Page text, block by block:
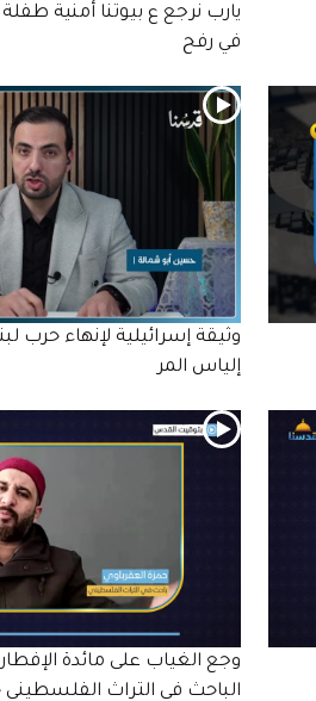
يارب نرجع ع بيوتنا أمنية
في رفح
وثيقة إسرائيلية لإنهاء حرب
إلياس المر
وجع الغياب على مائدة الإفطار
الباحث في التراث الفلسطيني